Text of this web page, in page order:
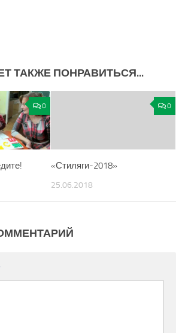
ТАКЖЕ ПОНРАВИТЬСЯ...
0 0
«Стиляги­-2018»
25.06.2018